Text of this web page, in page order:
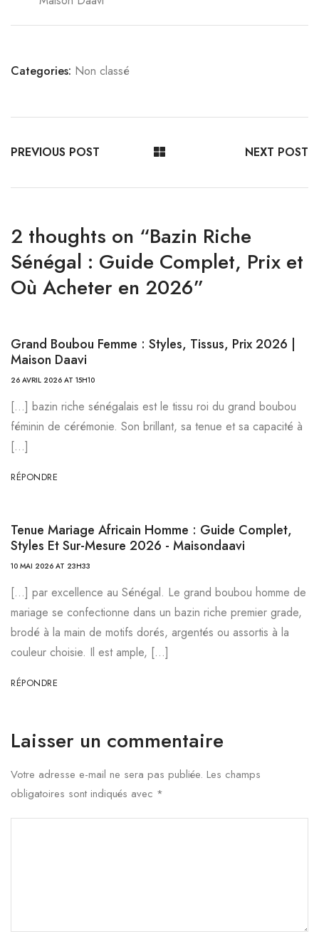
Categories: Non classé
PREVIOUS POST NEXT POST
2 thoughts on “Bazin Riche
Sénégal : Guide Complet, Prix et
Où Acheter en 2026”
Grand Boubou Femme : Styles, Tissus, Prix 2026 |
Maison Daavi
26 AVRIL 2026 AT 15H10
[…] bazin riche sénégalais est le tissu roi du grand boubou
féminin de cérémonie. Son brillant, sa tenue et sa capacité à
[…]
RÉPONDRE
Tenue Mariage Africain Homme : Guide Complet,
Styles Et Sur-Mesure 2026 - Maisondaavi
10 MAI 2026 AT 23H33
[…] par excellence au Sénégal. Le grand boubou homme de
mariage se confectionne dans un bazin riche premier grade,
brodé à la main de motifs dorés, argentés ou assortis à la
couleur choisie. Il est ample, […]
RÉPONDRE
Laisser un commentaire
Votre adresse e-mail ne sera pas publiée. Les champs
obligatoires sont indiqués avec *